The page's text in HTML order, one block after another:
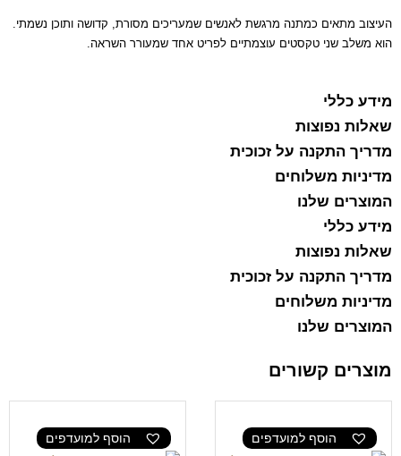
העיצוב מתאים כמתנה מרגשת לאנשים שמעריכים מסורת, קדושה ותוכן נשמתי.
הוא משלב שני טקסטים עוצמתיים לפריט אחד שמעורר השראה.
מידע כללי
שאלות נפוצות
מדריך התקנה על זכוכית
מדיניות משלוחים
המוצרים שלנו
מידע כללי
שאלות נפוצות
מדריך התקנה על זכוכית
מדיניות משלוחים
המוצרים שלנו
מוצרים קשורים
הוסף למועדפים הוסף למועדפים